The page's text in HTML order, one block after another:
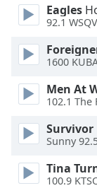
modal
Beginning
dialog
Escape
Eagles
92.1 WSQV
1600
Men At
102.1 The
Survivor
Sunny
Tina
100.9